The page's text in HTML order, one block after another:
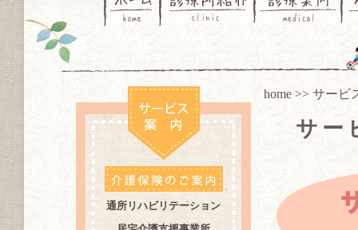
通所リハビリテーション
home >> サービ
サー